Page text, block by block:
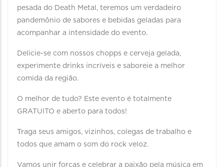
pesada do Death Metal, teremos um verdadeiro
pandemônio de sabores e bebidas geladas para
acompanhar a intensidade do evento.
Delicie-se com nossos chopps e cerveja gelada,
experimente drinks incríveis e saboreie a melhor
comida da região.
O melhor de tudo? Este evento é totalmente
GRATUITO e aberto para todos!
Traga seus amigos, vizinhos, colegas de trabalho e
todos que amam o som do rock veloz.
Vamos unir forças e celebrar a paixão pela música em